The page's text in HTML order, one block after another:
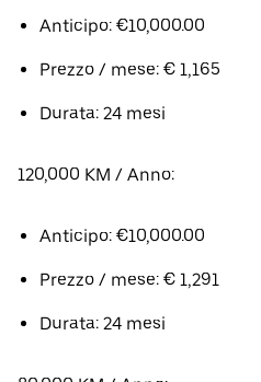
Anticipo: €10,000.00
Prezzo / mese: € 1,165
Durata: 24 mesi
120,000 KM / Anno:
Anticipo: €10,000.00
Prezzo / mese: € 1,291
Durata: 24 mesi